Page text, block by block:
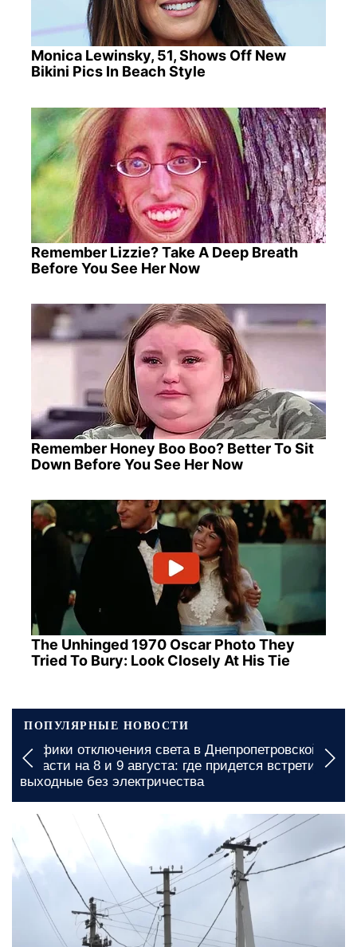
Monica Lewinsky, 51, Shows Off New
Bikini Pics In Beach Style
Remember Lizzie? Take A Deep Breath
Before You See Her Now
Remember Honey Boo Boo? Better To Sit
Down Before You See Her Now
The Unhinged 1970 Oscar Photo They
Tried To Bury: Look Closely At His Tie
ПОПУЛЯРНЫЕ НОВОСТИ
Графики отключения света в Днепропетровской
области на 8 и 9 августа: где придется встретить
выходные без электричества
14 июня, 15:15